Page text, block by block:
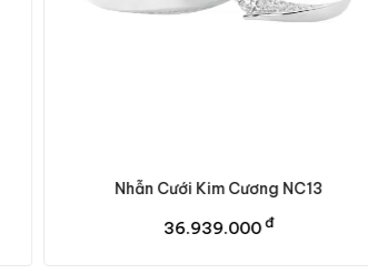
Nhẫn Cưới Kim Cương NC13